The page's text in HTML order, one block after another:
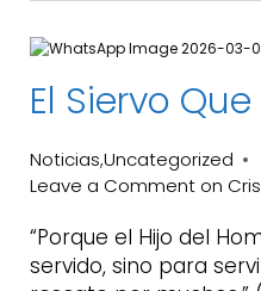
El Siervo
Noticias,Uncategorized
Leave a Comment on
“Porque el Hijo del
servido, sino para